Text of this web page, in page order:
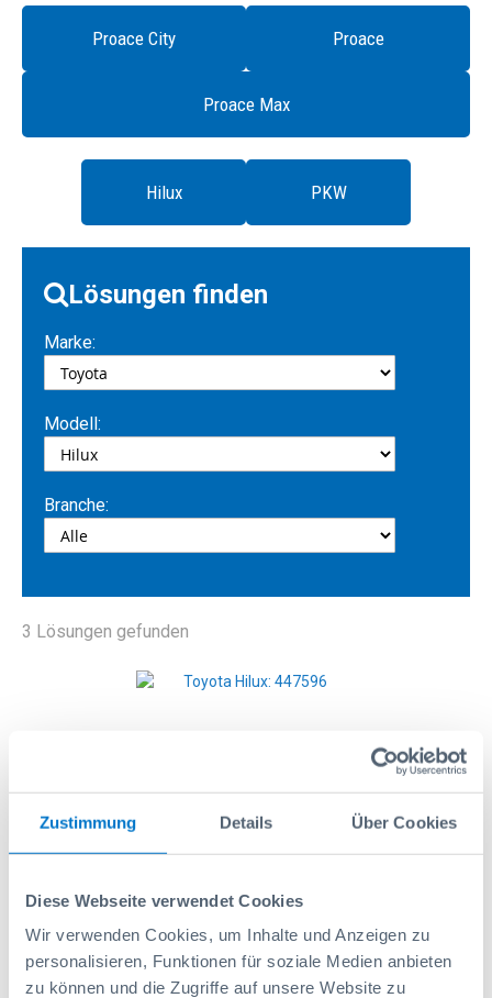
Zustimmung Details Über Cookies
Diese Webseite verwendet Cookies
Wir verwenden Cookies, um Inhalte und Anzeigen zu
personalisieren, Funktionen für soziale Medien anbieten
zu können und die Zugriffe auf unsere Website zu
Proace City Proace
Proace Max
Hilux PKW
Lösungen finden
Marke:
Modell:
Branche:
3 Lösungen gefunden